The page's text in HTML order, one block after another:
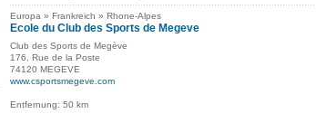
Europa » Frankreich » Rhone-Alpes
Ecole du Club des Sports de Megeve
Club des Sports de Megève
176, Rue de la Poste
74120 MEGEVE
www.csportsmegeve.com
Entfernung: 50 km